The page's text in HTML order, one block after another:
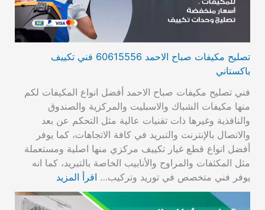
تصليح مكيفات صباح الاحمد 60615556 فني تكييف
باكستاني
فني تصليح مكيفات صباح الاحمد أفضل انواع المكيفات لكم
منها مكيفات الشباك والاسبليت والمركزية والصندوق
والنافذية وغيرها ذات تقنيات عالية مثل التحكم عن بعد
والاتصال بالإنترنت والتبريد في كافة الاتجاهات، كما يوفر
أفضل انواع قطع غيار تكييف مركزي منها اصلية ومستعملة
مثل المكثفات والمراوح والأنابيب الخاصة بالتبريد، كما انه
يوفر فني متخصص في توريد وتركيب… اقرأ المزيد